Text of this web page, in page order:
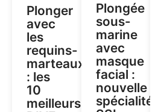
Plonger
avec
les
requins-
marteaux
: les
10
meilleurs
Plongée
sous-
marine
avec
masque
facial :
nouvelle
spécialité